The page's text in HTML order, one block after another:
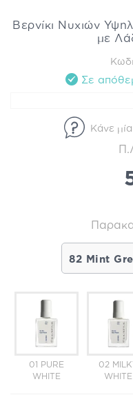
Βερνίκι Νυχιών
με
Σε
Κάνε μία
82 Mint
01 PURE
WHITE
02
WHITE